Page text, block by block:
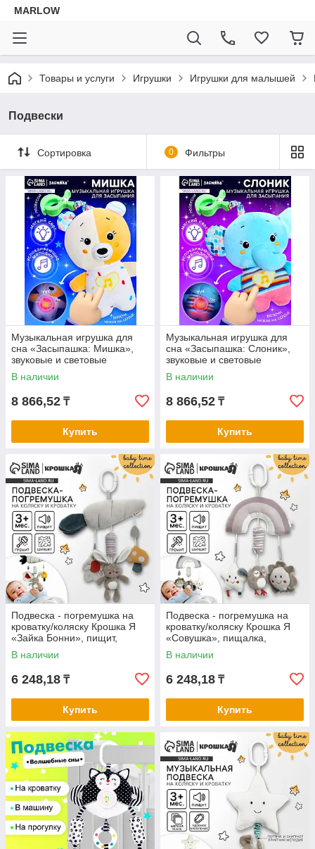
MARLOW
Товары и услуги Игрушки Игрушки для малышей
Подвески
Сортировка 0 Фильтры
Музыкальная игрушка для
сна «Засыпашка: Мишка»,
звуковые и световые
эффекты, с подвесом
В наличии
8 866,52 ₸
Купить
Музыкальная игрушка для
сна «Засыпашка: Слоник»,
звуковые и световые
эффекты, с подвесом
В наличии
8 866,52 ₸
Купить
Подвеска - погремушка на
кроватку/коляску Крошка Я
«Зайка Бонни», пищит,
шуршит, от 3 мес.
В наличии
6 248,18 ₸
Купить
Подвеска - погремушка на
кроватку/коляску Крошка Я
«Совушка», пищалка,
шуршит, от 3 мес.
В наличии
6 248,18 ₸
Купить